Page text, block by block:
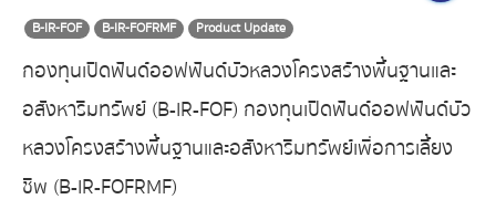
B-IR-FOF B-IR-FOFRMF Product Update
กองทุนเปิดฟันด์ออฟฟันด์บัวหลวงโครงสร้างพื้นฐานและ
อสังหาริมทรัพย์ (B-IR-FOF) กองทุนเปิดฟันด์ออฟฟันด์บัว
หลวงโครงสร้างพื้นฐานและอสังหาริมทรัพย์เพื่อการเลี้ยง
ชีพ (B-IR-FOFRMF)